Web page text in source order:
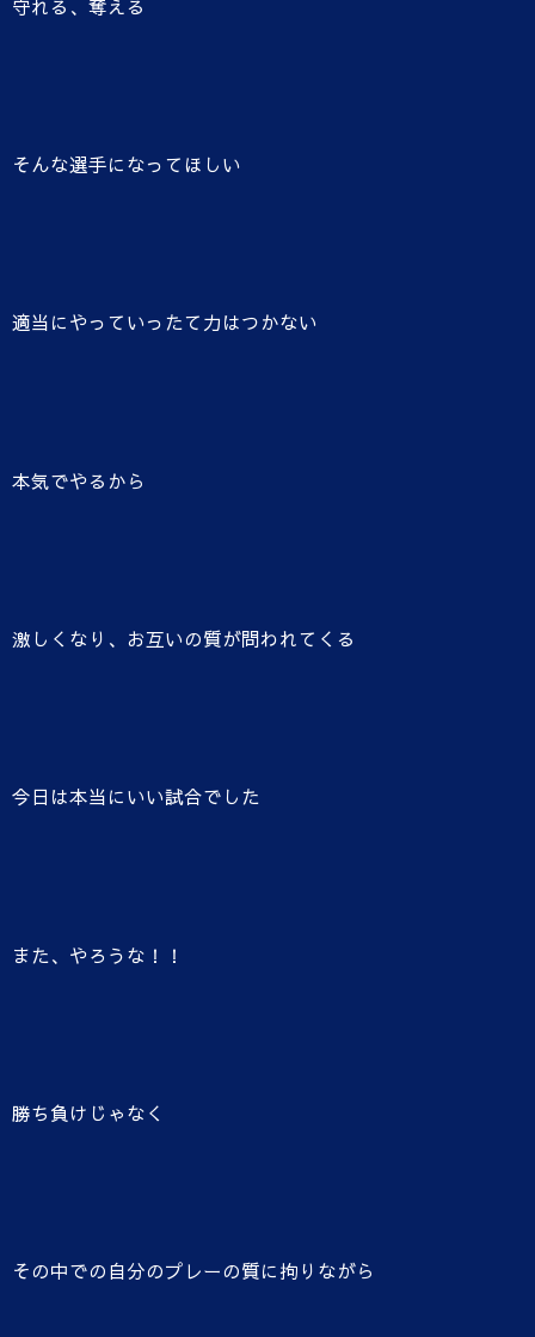
守れる、奪える
そんな選手になってほしい
適当にやっていったて力はつかない
本気でやるから
激しくなり、お互いの質が問われてくる
今日は本当にいい試合でした
また、やろうな！！
勝ち負けじゃなく
その中での自分のプレーの質に拘りながら